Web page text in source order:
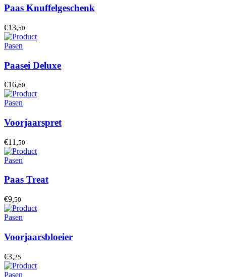
Paas Knuffelgeschenk
€13,50
Pasen
Paasei Deluxe
€16,60
Pasen
Voorjaarspret
€11,50
Pasen
Paas Treat
€9,50
Pasen
Voorjaarsbloeier
€3,25
Pasen